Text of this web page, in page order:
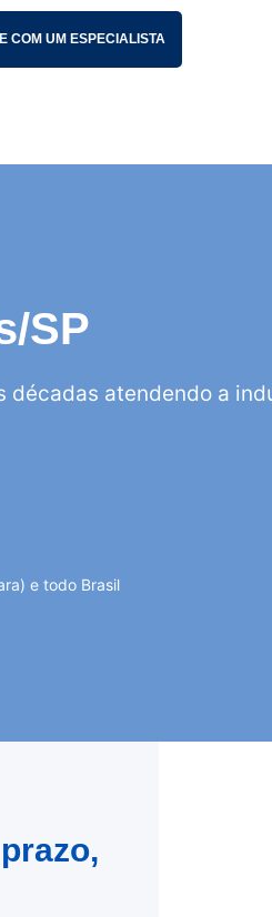
COM UM ESPECIALISTA
SP
décadas atendendo a
e todo Brasil